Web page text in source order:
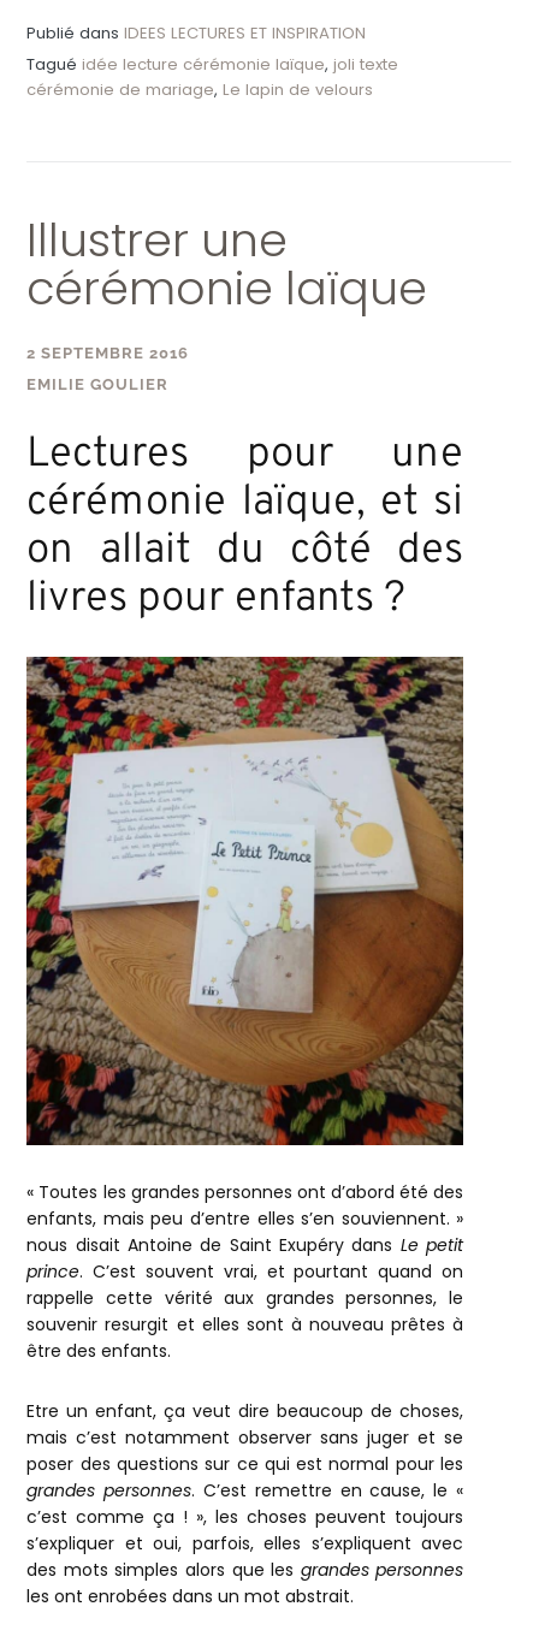
Publié dansIDEES LECTURES ET INSPIRATION
Taguéidée lecture cérémonie laïque,joli texte
cérémonie de mariage,Le lapin de velours
Illustrer une
cérémonie laïque
2 SEPTEMBRE 2016
EMILIE GOULIER
Lectures pour une
cérémonie laïque, et si
on allait du côté des
livres pour enfants ?
« Toutes les grandes personnes ont d’abord été des
enfants, mais peu d’entre elles s’en souviennent. »
nous disait Antoine de Saint Exupéry dans Le petit
prince. C’est souvent vrai, et pourtant quand on
rappelle cette vérité aux grandes personnes, le
souvenir resurgit et elles sont à nouveau prêtes à
être des enfants.
Etre un enfant, ça veut dire beaucoup de choses,
mais c’est notamment observer sans juger et se
poser des questions sur ce qui est normal pour les
grandes personnes. C’est remettre en cause, le «
c’est comme ça ! », les choses peuvent toujours
s’expliquer et oui, parfois, elles s’expliquent avec
des mots simples alors que les grandes personnes
les ont enrobées dans un mot abstrait.